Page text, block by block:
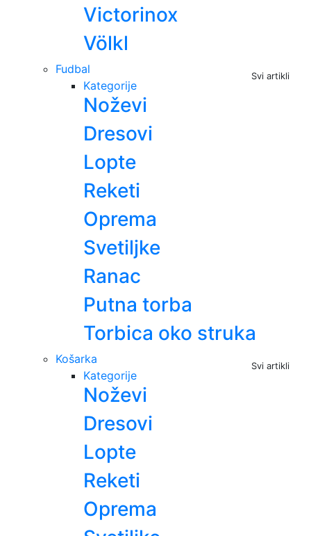
Victorinox
Völkl
Svi artikli
Fudbal
Kategorije
Noževi
Dresovi
Lopte
Reketi
Oprema
Svetiljke
Ranac
Putna torba
Torbica oko struka
Svi artikli
Košarka
Kategorije
Noževi
Dresovi
Lopte
Reketi
Oprema